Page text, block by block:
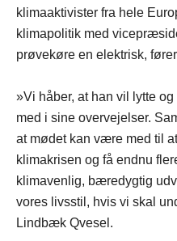
klimaaktivister fra hele
klimapolitik med
prøvekøre en elektrisk,
»Vi håber, at han vil lytte
med i sine overvejelser.
at mødet kan være med til
klimakrisen og få endnu
klimavenlig, bæredygtig
vores livsstil, hvis vi skal
Lindbæk Qvesel.